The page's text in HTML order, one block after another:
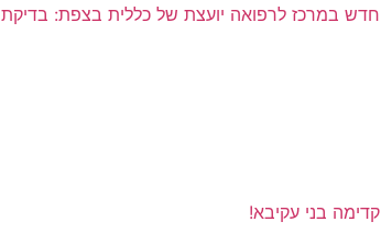
חדש במרכז לרפואה יועצת של כללית בצפת: בדיקת
קדימה בני עקיבא!